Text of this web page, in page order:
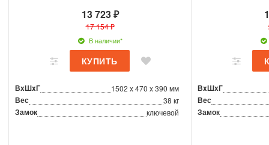
13 723 ₽
17 154 ₽
В наличии*
ВxШxГ 1502 x 470 x 390 мм
Вес 38 кг
Замок ключевой
ВxШxГ
Вес
Замок